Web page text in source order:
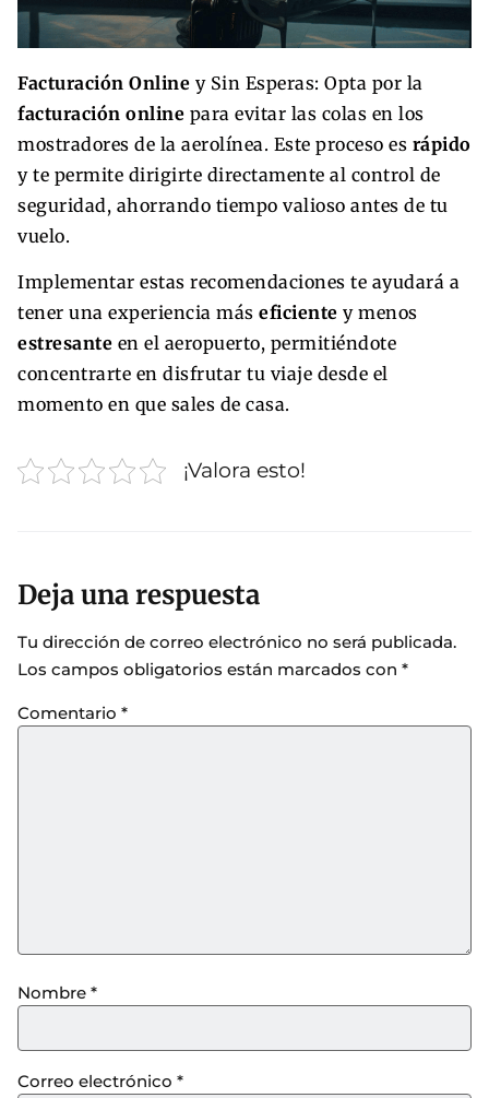
Facturación Online y Sin Esperas: Opta por la
facturación online para evitar las colas en los
mostradores de la aerolínea. Este proceso es rápido
y te permite dirigirte directamente al control de
seguridad, ahorrando tiempo valioso antes de tu
vuelo.
Implementar estas recomendaciones te ayudará a
tener una experiencia más eficiente y menos
estresante en el aeropuerto, permitiéndote
concentrarte en disfrutar tu viaje desde el
momento en que sales de casa.
¡Valora esto!
Deja una respuesta
Tu dirección de correo electrónico no será publicada.
Los campos obligatorios están marcados con *
Comentario *
Nombre *
Correo electrónico *